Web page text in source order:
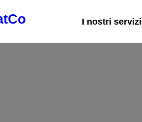
I nostri servizi